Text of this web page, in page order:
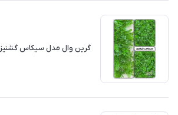
گرین وال مدل سیکاس گشنیز